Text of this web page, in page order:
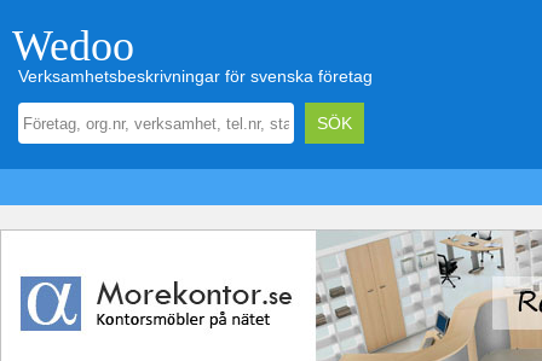
Wedoo
Verksamhetsbeskrivningar för svenska företag